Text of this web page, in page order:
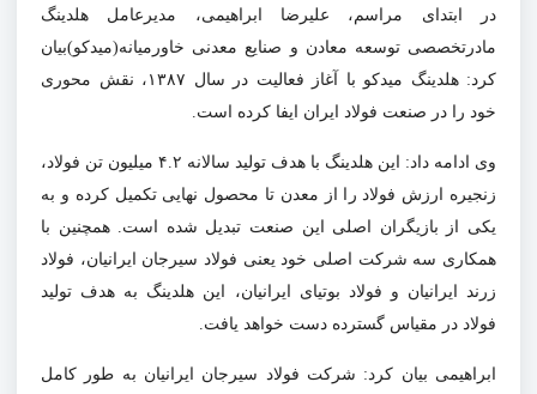
در ابتدای مراسم، علیرضا ابراهیمی، مدیرعامل هلدینگ
مادرتخصصی توسعه معادن و صنایع معدنی خاورمیانه(میدکو)بیان
کرد: هلدینگ میدکو با آغاز فعالیت در سال ۱۳۸۷، نقش محوری
خود را در صنعت فولاد ایران ایفا کرده است.
وی ادامه داد: این هلدینگ با هدف تولید سالانه ۴.۲ میلیون تن فولاد،
زنجیره ارزش فولاد را از معدن تا محصول نهایی تکمیل کرده و به
یکی از بازیگران اصلی این صنعت تبدیل شده است. همچنین با
همکاری سه شرکت اصلی خود یعنی فولاد سیرجان ایرانیان، فولاد
زرند ایرانیان و فولاد بوتیای ایرانیان، این هلدینگ به هدف تولید
فولاد در مقیاس گسترده دست خواهد یافت.
ابراهیمی بیان کرد: شرکت فولاد سیرجان ایرانیان به طور کامل